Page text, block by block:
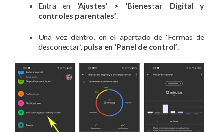
Entra en ‘Ajustes’ > ‘Bienestar Digital y
controles parentales’
Una vez dentro, en el apartado de ‘Formas de
desconectar’, pulsa en ‘Panel de control’